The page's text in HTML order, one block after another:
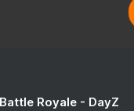
Royale - DayZ